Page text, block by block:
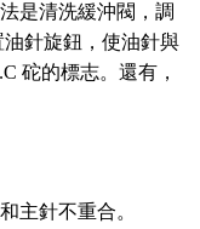
是清洗緩沖閥，調
油針旋鈕，使油針與
砣的標志。還有，
主針不重合。